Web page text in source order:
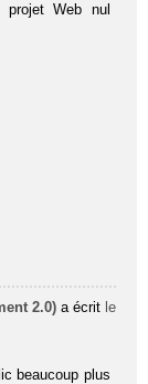
Web nul
2.0) a écrit le
beaucoup plus